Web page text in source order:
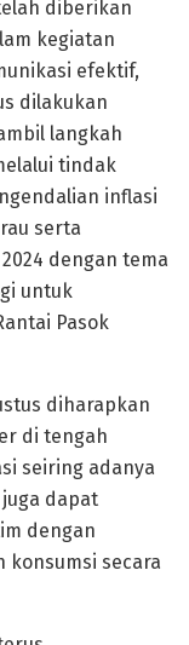
diberikan
kegiatan
efektif,
dilakukan
langkah
tindak
inflasi
serta
dengan tema
untuk
Pasok
diharapkan
di tengah
seiring adanya
dapat
dengan
konsumsi secara